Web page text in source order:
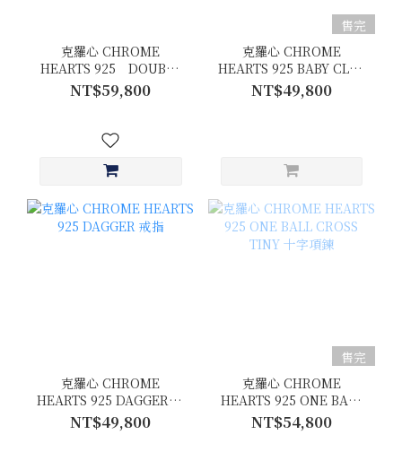
克羅心 CHROME
HEARTS 925 DOUBLE
DAGGER 墜飾
NT$59,800
售完
克羅心 CHROME
HEARTS 925 BABY CLSC
戒指
NT$49,800
克羅心 CHROME
HEARTS 925 DAGGER 戒
指
NT$49,800
售完
克羅心 CHROME
HEARTS 925 ONE BALL
CROSS TINY 十字項鍊
NT$54,800